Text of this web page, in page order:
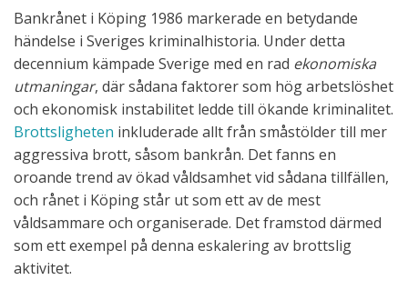
Bankrånet i Köping 1986 markerade en betydande
händelse i Sveriges kriminalhistoria. Under detta
decennium kämpade Sverige med en rad ekonomiska
utmaningar, där sådana faktorer som hög arbetslöshet
och ekonomisk instabilitet ledde till ökande kriminalitet.
Brottsligheten inkluderade allt från småstölder till mer
aggressiva brott, såsom bankrån. Det fanns en
oroande trend av ökad våldsamhet vid sådana tillfällen,
och rånet i Köping står ut som ett av de mest
våldsammare och organiserade. Det framstod därmed
som ett exempel på denna eskalering av brottslig
aktivitet.